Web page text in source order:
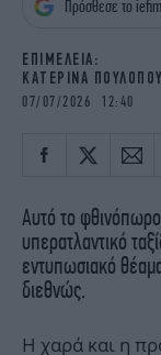
iBOOKS
MEDIA
Πρόσθεσε το
EΠΙΜΕΛΕΙΑ:
ΚΑΤΕΡΙΝΑ
07/07/2026 12:40
Αυτό το φθινόπωρο
υπερατλαντικό
εντυπωσιακό
διεθνώς.
Η χαρά και η